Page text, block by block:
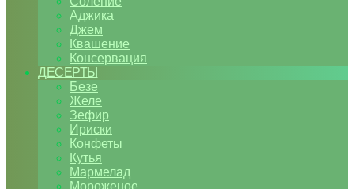
Аджика
Джем
Квашение
Консервация
ДЕСЕРТЫ
Безе
Желе
Зефир
Ириски
Конфеты
Кутья
Мармелад
Мороженое